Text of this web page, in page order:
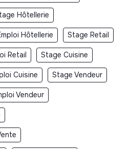
Hôtellerie
Hôtellerie Stage Retail
Retail Stage Cuisine
Cuisine Stage Vendeur
Vendeur